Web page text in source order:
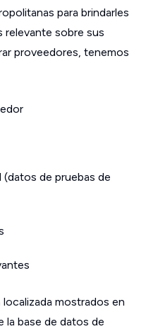
para brindarles
relevante sobre sus
proveedores, tenemos
(datos de pruebas de
mostrados en
la base de datos de